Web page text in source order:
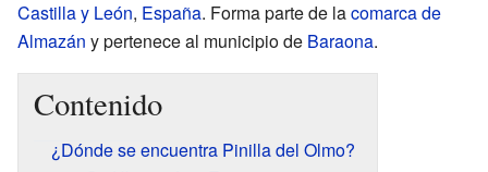
Castilla y León, España. Forma parte de lacomarca de
Almazán y pertenece al municipio de Baraona.
Contenido
¿Dónde se encuentra Pinilla del Olmo?